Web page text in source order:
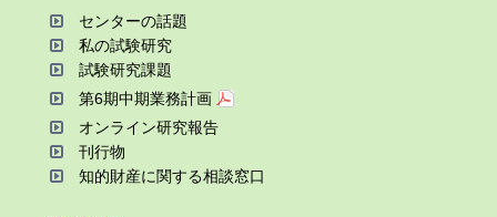
センターの話題
私の試験研究
試験研究課題
第6期中期業務計画
オンライン研究報告
刊⾏物
知的財産に関する相談窓⼝